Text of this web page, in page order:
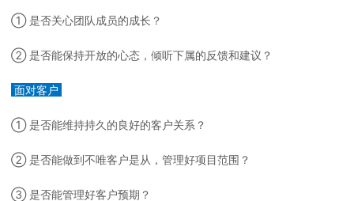
① 是否关心团队成员的成长？
② 是否能保持开放的心态，倾听下属的反馈和建议？
面对客户
① 是否能维持持久的良好的客户关系？
② 是否能做到不唯客户是从，管理好项目范围？
③ 是否能管理好客户预期？